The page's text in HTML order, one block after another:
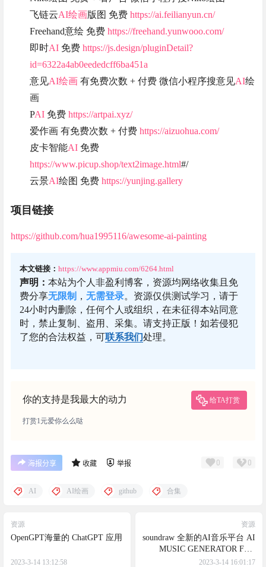
飞链云AI绘画版图 免费 https://ai.feilianyun.cn/
Freehand意绘 免费 https://freehand.yunwooo.com/
即时AI 免费 https://js.design/pluginDetail?
id=6322a4ab0eededcff6ba451a
意见AI绘画 有免费次数 + 付费 微信小程序搜意见AI绘
画
PAI 免费 https://artpai.xyz/
爱作画 有免费次数 + 付费 https://aizuohua.com/
皮卡智能AI 免费
https://www.picup.shop/text2image.html#/
云景AI绘图 免费 https://yunjing.gallery
项目链接
https://github.com/hua1995116/awesome-ai-painting
本文链接： https://www.appmiu.com/6264.html
声明： 本站为个人非盈利博客，资源均网络收集且免
费分享无限制 ， 无需登录。资源仅供测试学习，请于
24小时内删除，任何个人或组织，在未征得本站同意
时，禁止复制、盗用、采集。请支持正版！如若侵犯
了您的合法权益，可联系我们处理。
你的支持是我最大的动力 给TA打赏
打赏1元爱你么么哒
海报分享 收藏 举报 0 0
AI AI绘画 github 合集
资源
OpenGPT海量的 ChatGPT 应用
2023-3-14 13:12:58
资源
soundraw 全新的AI音乐平台 AI
MUSIC GENERATOR FOR
CREATORS
2023-3-14 16:01:17